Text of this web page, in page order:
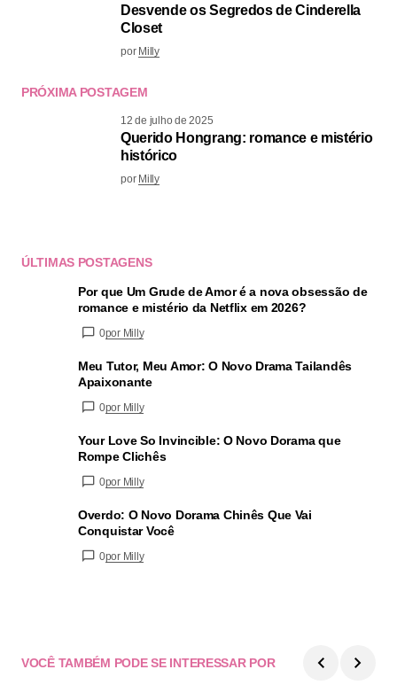
Desvende os Segredos de Cinderella
Closet
por Milly
PRÓXIMA POSTAGEM
12 de julho de 2025
Querido Hongrang: romance e mistério
histórico
por Milly
ÚLTIMAS POSTAGENS
Por que Um Grude de Amor é a nova obsessão de
romance e mistério da Netflix em 2026?
0por Milly
Meu Tutor, Meu Amor: O Novo Drama Tailandês
Apaixonante
0por Milly
Your Love So Invincible: O Novo Dorama que
Rompe Clichês
0por Milly
Overdo: O Novo Dorama Chinês Que Vai
Conquistar Você
0por Milly
VOCÊ TAMBÉM PODE SE INTERESSAR POR